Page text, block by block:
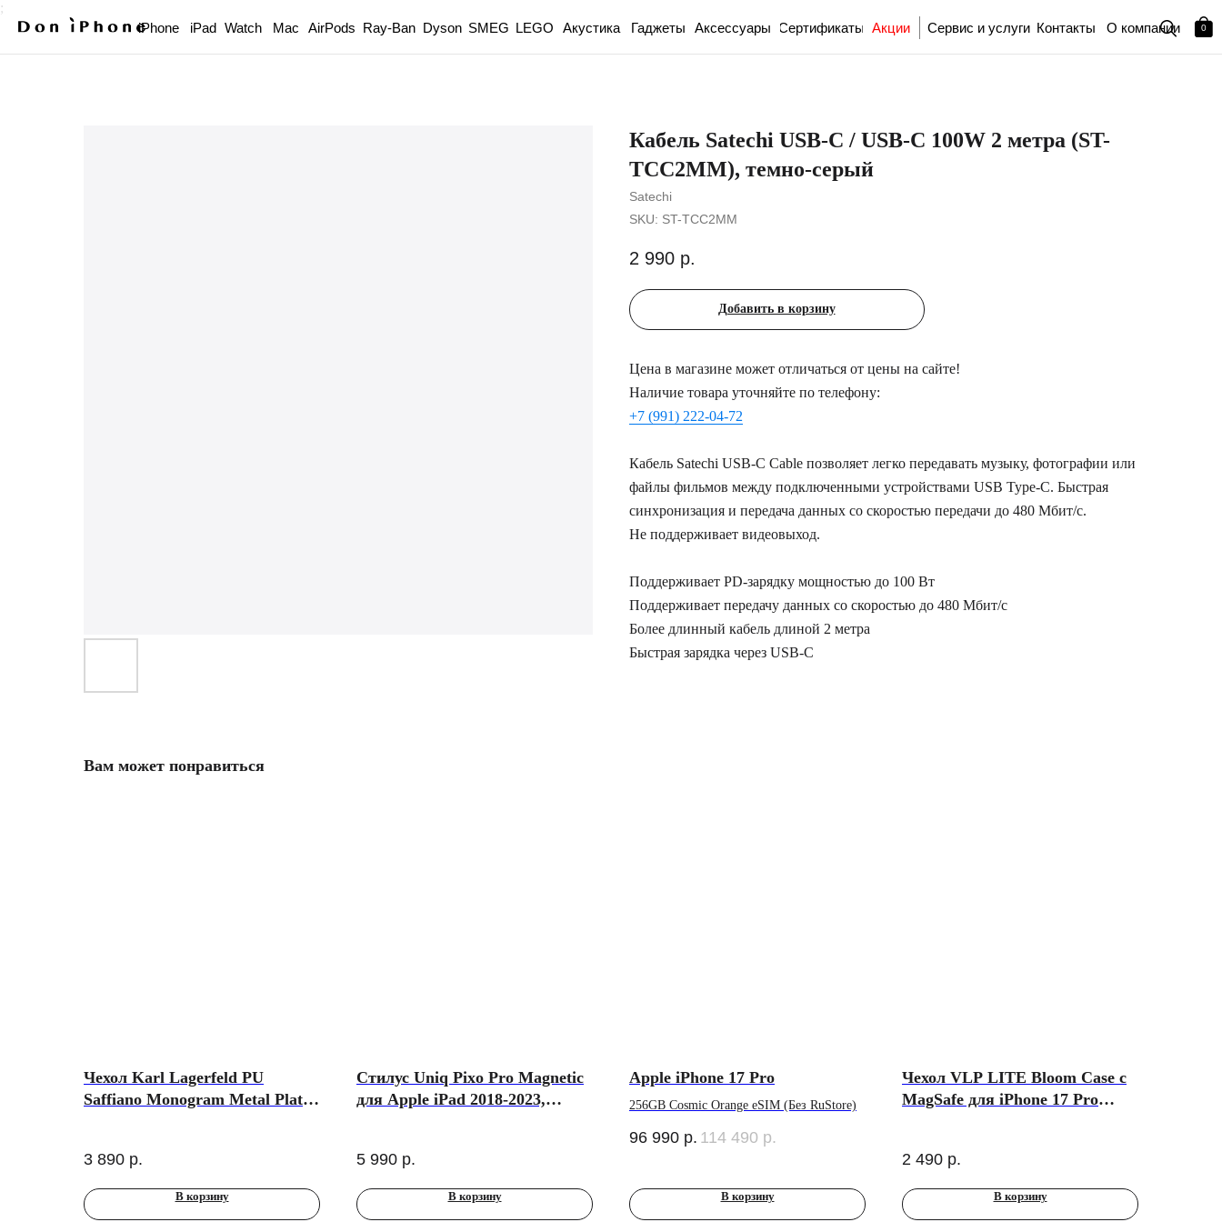
;
0
Сервис и услуги Контакты О компании
Аксессуары
Гаджеты
Акустика
Dyson
AirPods Ray-Ban LEGO
SMEG
Mac
Watch
iPad
iPhone Сертификаты Акции
Кабель Satechi USB-C / USB-C 100W 2 метра (ST-
TCC2MM), темно-серый
Satechi
SKU: ST-TCC2MM
2 990 р.
Добавить в корзину
Цена в магазине может отличаться от цены на сайте!
Наличие товара уточняйте по телефону:
+7 (991) 222-04-72
Кабель Satechi USB-C Cable позволяет легко передавать музыку, фотографии или
файлы фильмов между подключенными устройствами USB Type-C. Быстрая
синхронизация и передача данных со скоростью передачи до 480 Мбит/с.
Не поддерживает видеовыход.
Поддерживает PD-зарядку мощностью до 100 Вт
Поддерживает передачу данных со скоростью до 480 Мбит/с
Более длинный кабель длиной 2 метра
Быстрая зарядка через USB-C
Вам может понравиться
Чехол Karl Lagerfeld PU
Saffiano Monogram Metal Plate
3 890 р.
В корзину
Стилус Uniq Pixo Pro Magnetic
для Apple iPad 2018-2023,
5 990 р.
В корзину
Apple iPhone 17 Pro
256GB Cosmic Orange eSIM (Без RuStore)
96 990 р. 114 490 р.
В корзину
Чехол VLP LITE Bloom Case с
MagSafe для iPhone 17 Pro
2 490 р.
В корзину